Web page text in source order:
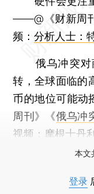
——@《财新周
频：分析人士：
俄乌冲突对
转，全球面临的
币的地位可能
周刊》《俄乌冲
视频： 摩根士丹
本文
登录